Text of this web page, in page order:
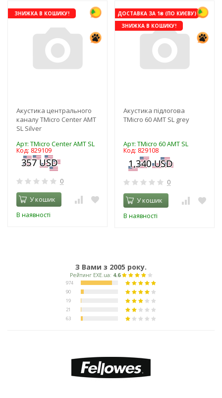
ЗНИЖКА В КОШИКУ!
Акустика центрального
каналу TMicro Center AMT
SL Silver
Арт: TMicro Center AMT SL
Код: 829109
0
У кошик
В наявності
ДОСТАВКА ЗА 1₴ (ПО КИЄВУ)
ЗНИЖКА В КОШИКУ!
Акустика підлогова
TMicro 60 AMT SL grey
Арт: TMicro 60 AMT SL
Код: 829108
0
У кошик
В наявності
З Вами з 2005 року.